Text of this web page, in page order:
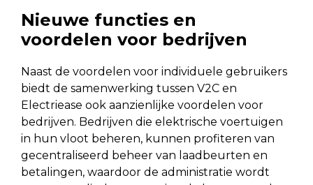
Nieuwe functies en
voordelen voor bedrijven
Naast de voordelen voor individuele gebruikers
biedt de samenwerking tussen V2C en
Electriease ook aanzienlijke voordelen voor
bedrijven. Bedrijven die elektrische voertuigen
in hun vloot beheren, kunnen profiteren van
gecentraliseerd beheer van laadbeurten en
betalingen, waardoor de administratie wordt